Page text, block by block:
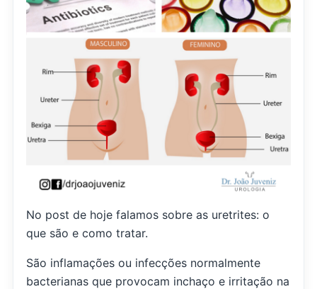
No post de hoje falamos sobre as uretrites: o
que são e como tratar.
São inflamações ou infecções normalmente
bacterianas que provocam inchaço e irritação na